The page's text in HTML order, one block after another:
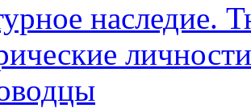
наследие.
личности